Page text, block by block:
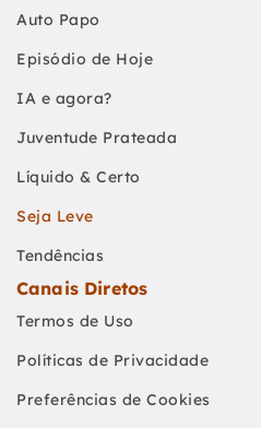
Auto Papo
Episódio de Hoje
IA e agora?
Juventude Prateada
Líquido & Certo
Seja Leve
Tendências
Canais Diretos
Termos de Uso
Políticas de Privacidade
Preferências de Cookies